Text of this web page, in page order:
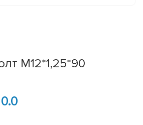
М12*1,25*90
0.0